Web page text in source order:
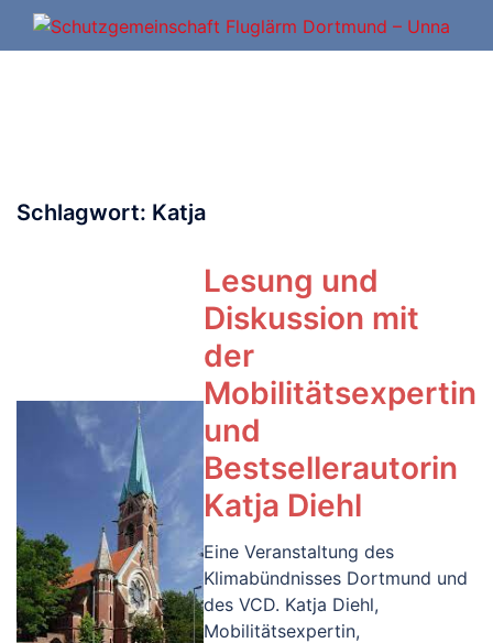
Zum
Schlagwort: Katja
Lesung und
Diskussion mit
der
Mobilitätsexpertin
und
Bestsellerautorin
Katja Diehl
Eine Veranstaltung des
Klimabündnisses Dortmund und
des VCD. Katja Diehl,
Mobilitätsexpertin,